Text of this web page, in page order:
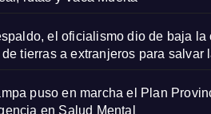
el oficialismo dio de baja la
tierras a extranjeros para salvar
puso en marcha el Plan
en Salud Mental